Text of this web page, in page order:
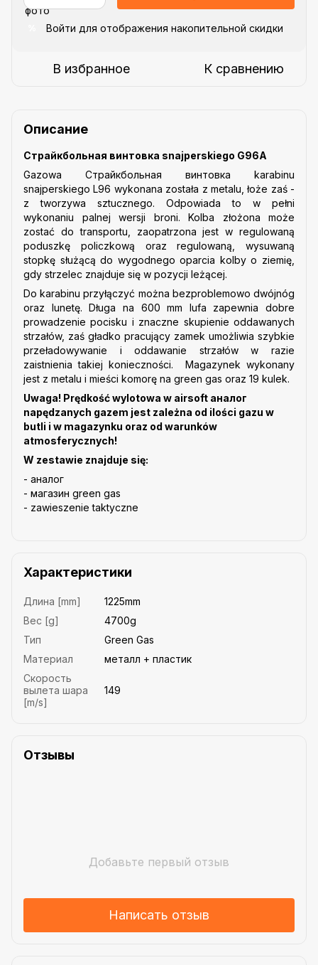
Войти для отображения накопительной скидки
В избранное К сравнению
Описание
Страйкбольная винтовка snajperskiego G96A
Gazowa Страйкбольная винтовка karabinu
snajperskiego L96 wykonana została z metalu, łoże zaś -
z tworzywa sztucznego. Odpowiada to w pełni
wykonaniu palnej wersji broni. Kolba złożona może
zostać do transportu, zaopatrzona jest w regulowaną
poduszkę policzkową oraz regulowaną, wysuwaną
stopkę służącą do wygodnego oparcia kolby o ziemię,
gdy strzelec znajduje się w pozycji leżącej.
Do karabinu przyłączyć można bezproblemowo dwójnóg
oraz lunetę. Długa na 600 mm lufa zapewnia dobre
prowadzenie pocisku i znaczne skupienie oddawanych
strzałów, zaś gładko pracujący zamek umożliwia szybkie
przeładowywanie i oddawanie strzałów w razie
zaistnienia takiej konieczności.
Magazynek wykonany
jest z metalu i mieści komorę na green gas oraz 19 kulek.
Uwaga! Prędkość wylotowa w airsoft аналог
napędzanych gazem jest zależna od ilości gazu w
butli i w magazynku oraz od warunków
atmosferycznych!
W zestawie znajduje się:
- аналог
- магазин green gas
- zawieszenie taktyczne
Характеристики
Длина [mm]
1225mm
Вес [g]
4700g
Тип
Green Gas
Материал
металл + пластик
Скорость
вылета шара
[m/s]
149
Отзывы
Добавьте первый отзыв
Написать отзыв